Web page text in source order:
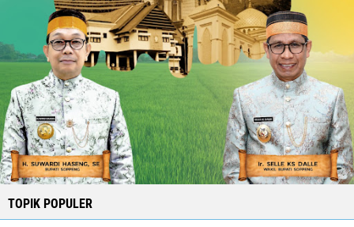
TOPIK POPULER